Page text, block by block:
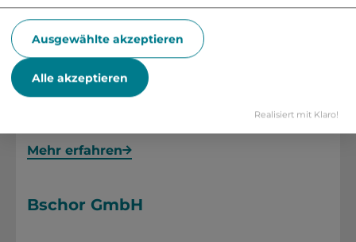
geschlossen, öffnet um 16 Uhr
Mehr erfahren
Bschor GmbH
Ausgewählte akzeptieren
Alle akzeptieren
Realisiert mit Klaro!